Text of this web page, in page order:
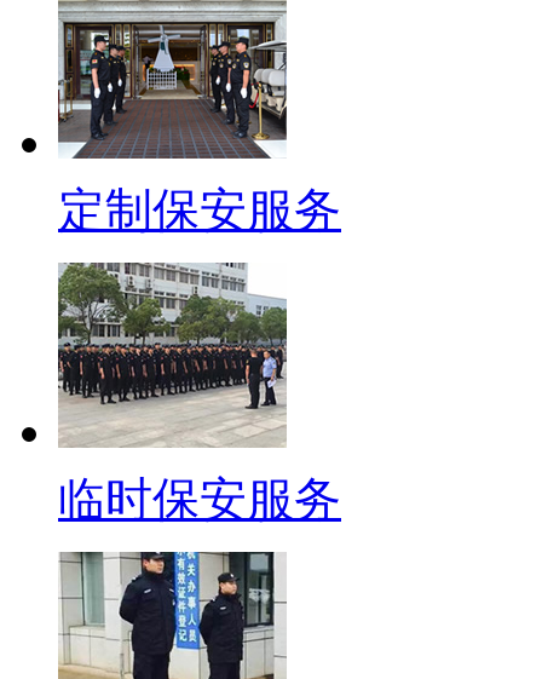
定制保安服务
临时保安服务